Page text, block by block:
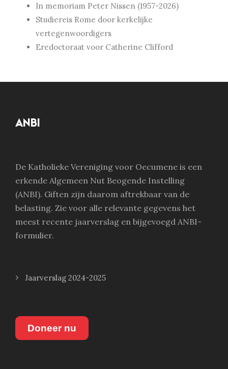
In memoriam Peter Nissen (1957-2026)
Studiereis Rome door kerkelijke
vertegenwoordigers
Eredoctoraat voor Catherine Clifford
ANBI
De Katholieke Vereniging voor Oecumene is een
erkende Algemeen Nut Beogende Instelling
(ANBI). Giften zijn daarom aftrekbaar van de
belasting. Zie voor alle relevante gegevens het
meest recente jaarverslag en bijgevoegd ANBI-
formulier.
Jaarverslag 2024-2025
Doneer nu